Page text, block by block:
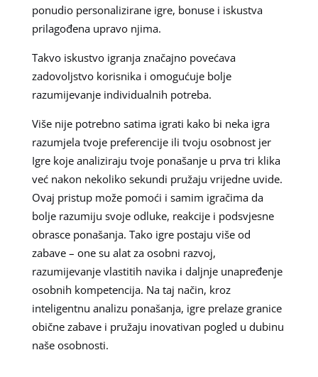
ponudio personalizirane igre, bonuse i iskustva
prilagođena upravo njima.
Takvo iskustvo igranja značajno povećava
zadovoljstvo korisnika i omogućuje bolje
razumijevanje individualnih potreba.
Više nije potrebno satima igrati kako bi neka igra
razumjela tvoje preferencije ili tvoju osobnost jer
Igre koje analiziraju tvoje ponašanje u prva tri klika
već nakon nekoliko sekundi pružaju vrijedne uvide.
Ovaj pristup može pomoći i samim igračima da
bolje razumiju svoje odluke, reakcije i podsvjesne
obrasce ponašanja. Tako igre postaju više od
zabave – one su alat za osobni razvoj,
razumijevanje vlastitih navika i daljnje unapređenje
osobnih kompetencija. Na taj način, kroz
inteligentnu analizu ponašanja, igre prelaze granice
obične zabave i pružaju inovativan pogled u dubinu
naše osobnosti.